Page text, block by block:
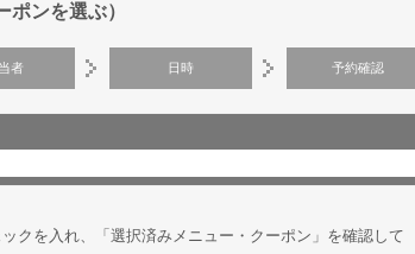
ンを選ぶ）
者 日時 予約確認
クを入れ、「選択済みメニュー・クーポン」を確認して